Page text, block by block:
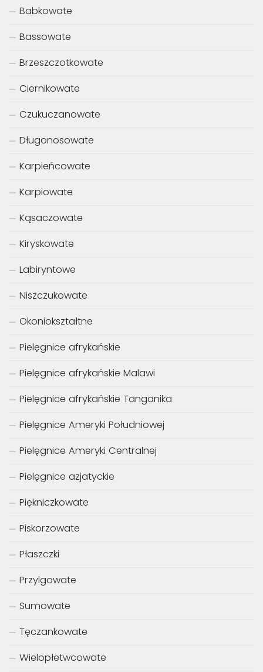
Babkowate
Bassowate
Brzeszczotkowate
Ciernikowate
Czukuczanowate
Długonosowate
Karpieńcowate
Karpiowate
Kąsaczowate
Kiryskowate
Labiryntowe
Niszczukowate
Okoniokształtne
Pielęgnice afrykańskie
Pielęgnice afrykańskie Malawi
Pielęgnice afrykańskie Tanganika
Pielęgnice Ameryki Południowej
Pielęgnice Ameryki Centralnej
Pielęgnice azjatyckie
Piękniczkowate
Piskorzowate
Płaszczki
Przylgowate
Sumowate
Tęczankowate
Wielopłetwcowate